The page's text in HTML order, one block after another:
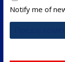
Notify me of